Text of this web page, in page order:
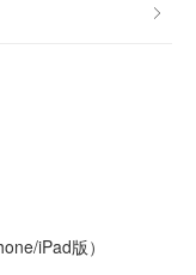
iPad版）